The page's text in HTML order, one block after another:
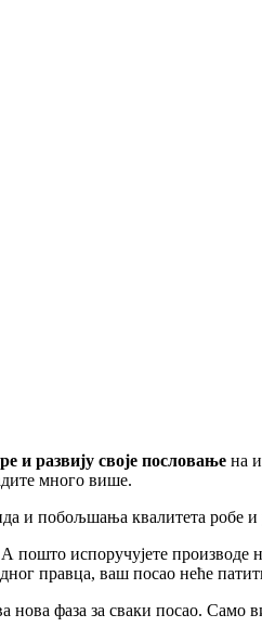
и развију своје пословање на
много више.
и побољшања квалитета робе и
пошто испоручујете производе
правца, ваш посао неће
нова фаза за сваки посао. Само